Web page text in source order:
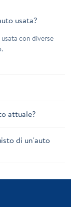
usata?
con diverse
attuale?
di un'auto